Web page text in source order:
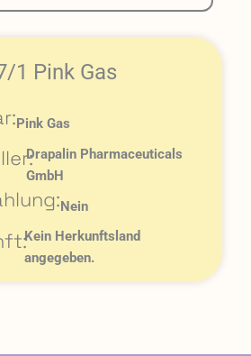
1 Pink Gas
Pink Gas
Drapalin Pharmaceuticals
GmbH
Nein
Kein Herkunftsland
angegeben.